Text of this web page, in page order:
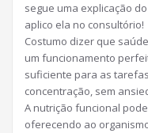
segue uma explicação
aplico ela no consultório!
Costumo dizer que
um funcionamento
suficiente para as
concentração, sem
A nutrição funcional
oferecendo ao